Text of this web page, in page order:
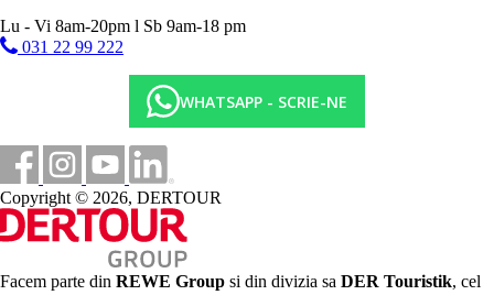
Lu - Vi 8am-20pm l Sb 9am-18 pm
031 22 99 222
WHATSAPP - SCRIE-NE
Copyright © 2026, DERTOUR
Facem parte din REWE Group si din divizia sa DER Touristik, cel